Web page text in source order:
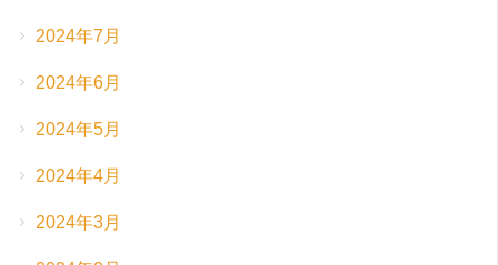
2024年7月
2024年6月
2024年5月
2024年4月
2024年3月